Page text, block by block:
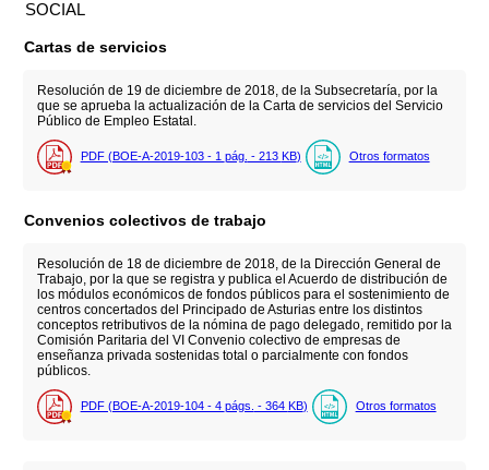
SOCIAL
Cartas de servicios
Resolución de 19 de diciembre de 2018, de la Subsecretaría, por la
que se aprueba la actualización de la Carta de servicios del Servicio
Público de Empleo Estatal.
PDF (BOE-A-2019-103 - 1 pág. - 213 KB) Otros formatos
Convenios colectivos de trabajo
Resolución de 18 de diciembre de 2018, de la Dirección General de
Trabajo, por la que se registra y publica el Acuerdo de distribución de
los módulos económicos de fondos públicos para el sostenimiento de
centros concertados del Principado de Asturias entre los distintos
conceptos retributivos de la nómina de pago delegado, remitido por la
Comisión Paritaria del VI Convenio colectivo de empresas de
enseñanza privada sostenidas total o parcialmente con fondos
públicos.
PDF (BOE-A-2019-104 - 4 págs. - 364 KB) Otros formatos